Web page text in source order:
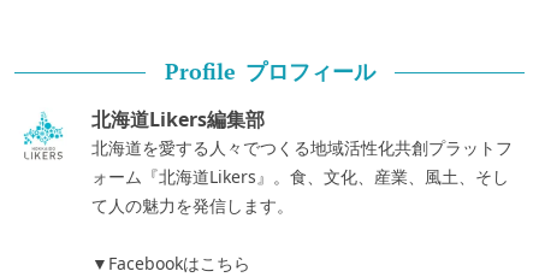
Profile プロフィール
北海道Likers編集部
北海道を愛する人々でつくる地域活性化共創プラットフ
ォーム『北海道Likers』。食、文化、産業、風土、そし
て人の魅力を発信します。
▼Facebookはこちら